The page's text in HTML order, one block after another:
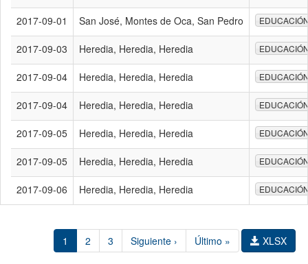
2017-09-01 San José, Montes de Oca, San Pedro
2017-09-03 Heredia, Heredia, Heredia
2017-09-04 Heredia, Heredia, Heredia
2017-09-04 Heredia, Heredia, Heredia
2017-09-05 Heredia, Heredia, Heredia
2017-09-05 Heredia, Heredia, Heredia
2017-09-06 Heredia, Heredia, Heredia
1 2 3 Siguiente › Último » XLSX